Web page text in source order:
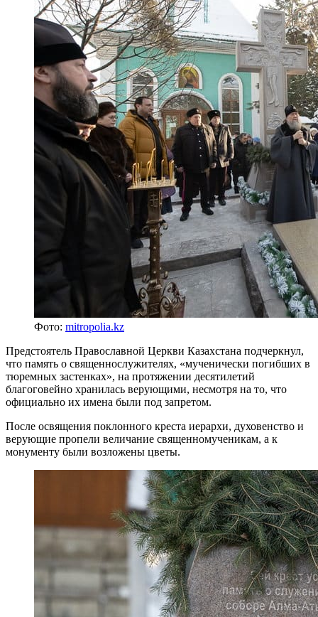
Фото: mitropolia.kz
Предстоятель Православной Церкви Казахстана подчеркнул,
что память о священнослужителях, «мученически погибших в
тюремных застенках», на протяжении десятилетий
благоговейно хранилась верующими, несмотря на то, что
официально их имена были под запретом.
После освящения поклонного креста иерархи, духовенство и
верующие пропели величание священномученикам, а к
монументу были возложены цветы.